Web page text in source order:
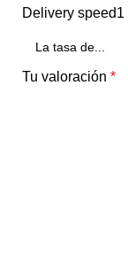
Delivery speed1
Tu valoración *